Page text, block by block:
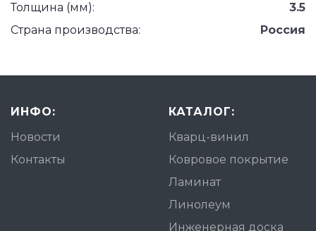
Толщина (мм):
3.5
Страна производства:
Россия
ИНФО:
Новости
Контакты
КАТАЛОГ:
Кварц-винил
Ковровое покрытие
Ламинат
Линолеум
Инженерная доска